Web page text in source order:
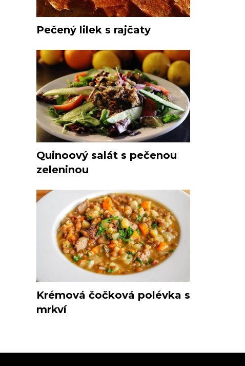
Pečený lilek s rajčaty
Quinoový salát s pečenou
zeleninou
Krémová čočková polévka s
mrkví